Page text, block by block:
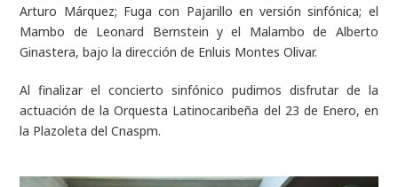
Arturo Márquez; Fuga con Pajarillo en versión sinfónica; el
Mambo de Leonard Bernstein y el Malambo de Alberto
Ginastera, bajo la dirección de Enluis Montes Olivar.
Al finalizar el concierto sinfónico pudimos disfrutar de la
actuación de la Orquesta Latinocaribeña del 23 de Enero, en
la Plazoleta del Cnaspm.